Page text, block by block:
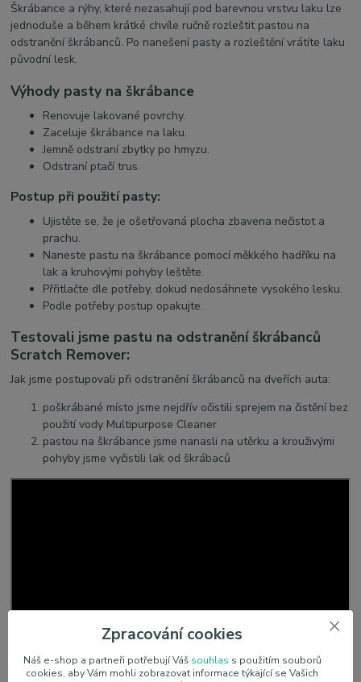
Škrábance a rýhy, které nezasahují pod barevnou vrstvu laku lze
jednoduše a během krátké chvíle ručně rozleštit pastou na
odstranění škrábanců. Po nanešení pasty a rozleštění vrátíte laku
původní lesk.
Výhody pasty na škrábance
Renovuje lakované povrchy.
Zaceluje škrábance na laku.
Jemně odstraní zbytky po hmyzu.
Odstraní ptačí trus.
Postup při použití pasty:
Ujistěte se, že je ošetřovaná plocha zbavena nečistot a
prachu.
Naneste pastu na škrábance pomocí měkkého hadříku na
lak a kruhovými pohyby leštěte.
Přřitlačte dle potřeby, dokud nedosáhnete vysokého lesku.
Podle potřeby postup opakujte.
Testovali jsme pastu na odstranění škrábanců
Scratch Remover:
Jak jsme postupovali při odstranění škrábanců na dveřích auta:
poškrábané místo jsme nejdřív očistili sprejem na čistění bez
použití vody Multipurpose Cleaner
pastou na škrábance jsme nanasli na utěrku a krouživými
pohyby jsme vyčistili lak od škrábaců
Zpracování cookies
Náš e-shop a partneři potřebují Váš souhlas s použitím souborů
cookies, aby Vám mohli zobrazovat informace týkající se Vašich